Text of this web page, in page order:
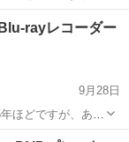
とします。 引取りに来ていただける方...
レコーダー
rayレコーダー
9月28日
ほどですが、あま
作も確認していま
レコーダー